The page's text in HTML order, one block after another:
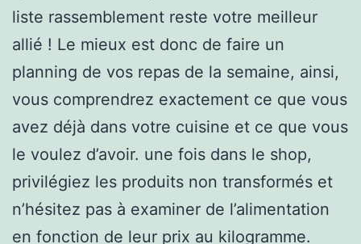
liste rassemblement reste votre meilleur
allié ! Le mieux est donc de faire un
planning de vos repas de la semaine, ainsi,
vous comprendrez exactement ce que vous
avez déjà dans votre cuisine et ce que vous
le voulez d’avoir. une fois dans le shop,
privilégiez les produits non transformés et
n’hésitez pas à examiner de l’alimentation
en fonction de leur prix au kilogramme.